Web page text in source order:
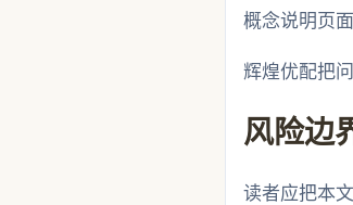
概念说明页
辉煌优配把
风险边
读者应把本